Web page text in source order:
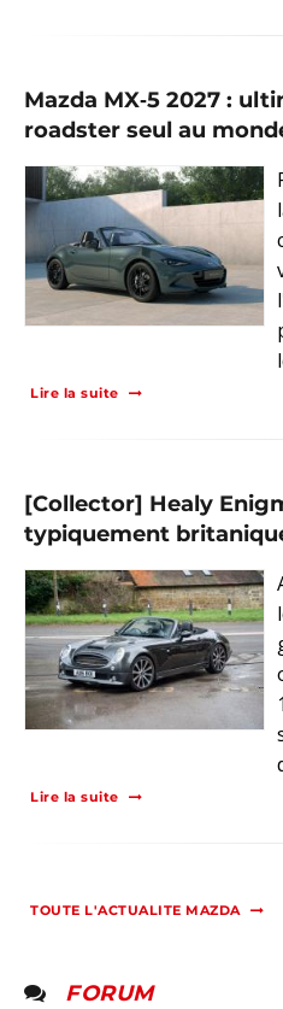
Mazda MX‑5 2027 :
roadster seul au
Lire la suite
[Collector] Healy
typiquement
Lire la suite
TOUTE L'ACTUALITE MAZDA
FORUM